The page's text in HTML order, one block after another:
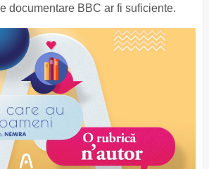
documentare BBC ar fi suficiente.